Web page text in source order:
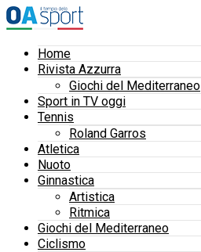
Home
Rivista Azzurra
Giochi del Mediterraneo
Sport in TV oggi
Tennis
Roland Garros
Atletica
Nuoto
Ginnastica
Artistica
Ritmica
Giochi del Mediterraneo
Ciclismo